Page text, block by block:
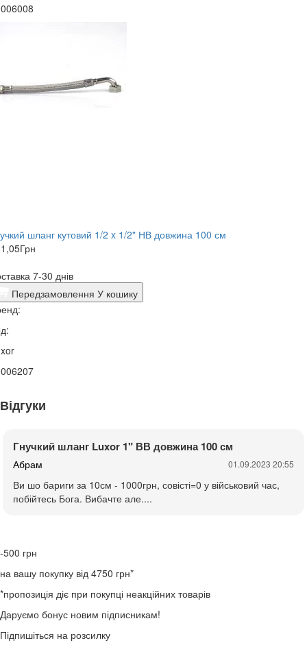
шланг кутовий 1/2 x 1/2" НВ довжина 100 см
Грн
7-30 днів
Передзамовлення У кошику
Відгуки
Гнучкий шланг Luxor 1" ВВ довжина 100 см
Абрам 01.09.2023 20:55
Ви шо бариги за 10см - 1000грн, совісті=0 у військовий час,
побійтесь Бога. Вибачте але....
-500 грн
на вашу покупку від 4750 грн*
*пропозиція діє при покупці неакційних товарів
Даруємо бонус новим підписникам!
Підпишіться на розсилку